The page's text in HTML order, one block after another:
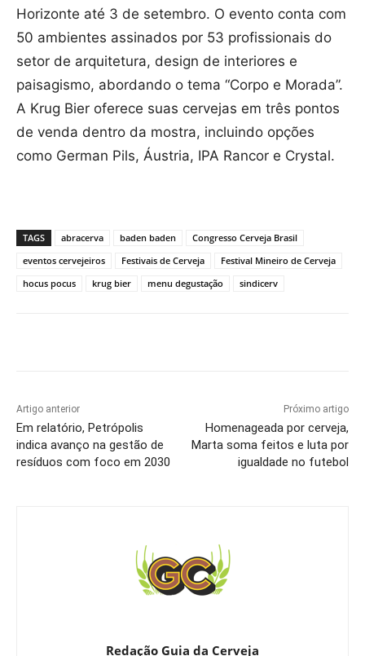
Horizonte até 3 de setembro. O evento conta com
50 ambientes assinados por 53 profissionais do
setor de arquitetura, design de interiores e
paisagismo, abordando o tema “Corpo e Morada”.
A Krug Bier oferece suas cervejas em três pontos
de venda dentro da mostra, incluindo opções
como German Pils, Áustria, IPA Rancor e Crystal.
TAGS abracerva baden baden
Congresso Cerveja Brasil
eventos cervejeiros
Festivais de Cerveja
Festival Mineiro de Cerveja
hocus pocus
krug bier menu degustação sindicerv
Artigo anterior
Em relatório, Petrópolis
indica avanço na gestão de
resíduos com foco em 2030
Próximo artigo
Homenageada por cerveja,
Marta soma feitos e luta por
igualdade no futebol
Redação Guia da Cerveja